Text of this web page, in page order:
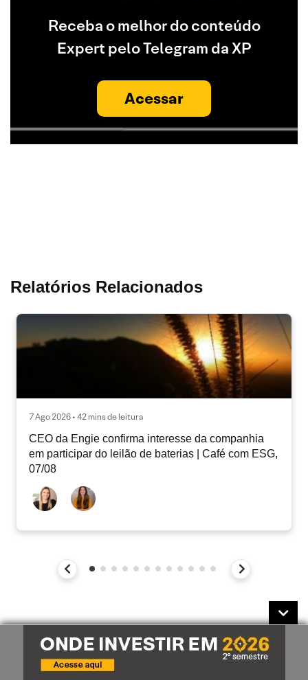
Receba o melhor do conteúdo
Expert pelo Telegram da XP
Acessar
Relatórios Relacionados
7 Ago 2026 • 42 mins de leitura
CEO da Engie confirma interesse da companhia
em participar do leilão de baterias | Café com ESG,
07/08